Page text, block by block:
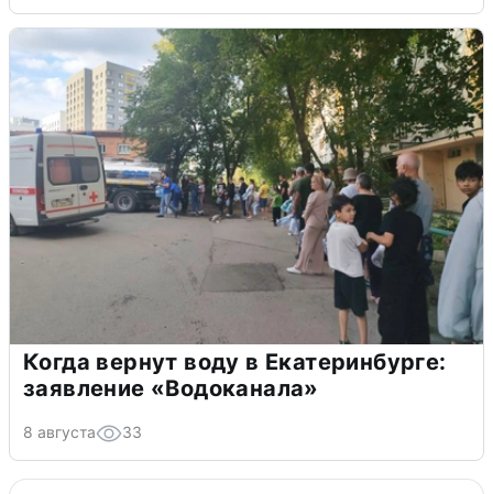
Когда вернут воду в Екатеринбурге:
заявление «Водоканала»
8 августа 33